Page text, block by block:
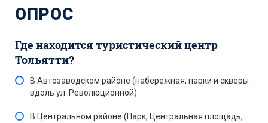
ОПРОС
Где находится туристический центр
Тольятти?
В Автозаводском районе (набережная, парки и скверы
вдоль ул. Революционной)
В Центральном районе (Парк, Центральная площадь,